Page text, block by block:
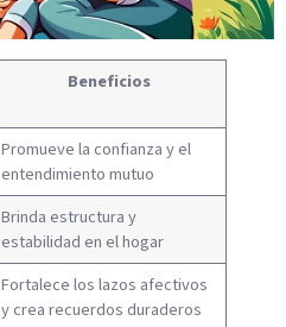
Beneficios
Promueve la confianza y el
entendimiento mutuo
Brinda estructura y
estabilidad en el hogar
Fortalece los lazos afectivos
y crea recuerdos duraderos